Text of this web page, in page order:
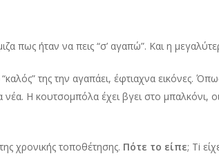
πως ήταν να πεις “σ’ αγαπώ”. Και η
της την αγαπάει, έφτιαχνα εικόνες.
Η κουτσομπόλα έχει βγει στο μπαλκόνι, οι
χρονικής τοποθέτησης. Πότε το είπε; Ti